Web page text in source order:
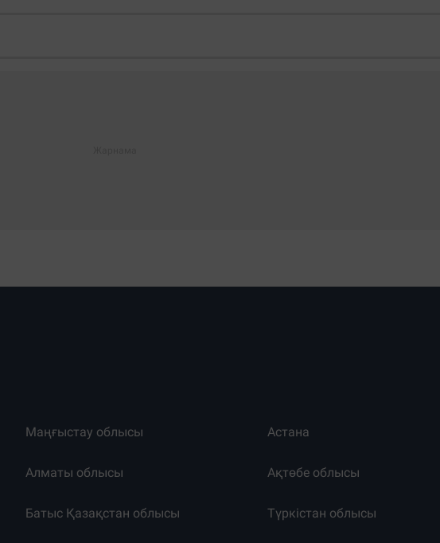
Маңғыстау облысы Астана
Алматы облысы Ақтөбе облысы
Батыс Қазақстан облысы Түркістан облысы